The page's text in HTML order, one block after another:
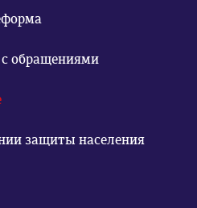
обращениями
защиты населения